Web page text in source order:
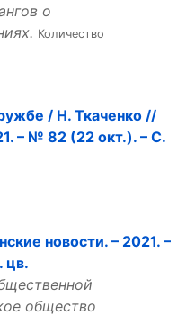
о
Количество
/ Н. Ткаченко //
– № 82 (22 окт.). – С.
новости. – 2021. –
цв.
общество